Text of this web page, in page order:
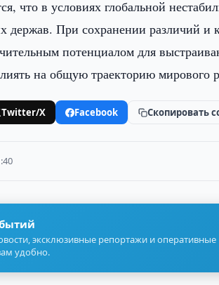
что в условиях глобальной
держав. При сохранении различий
потенциалом для
на общую траекторию мирового
Twitter/X Facebook Скопировать
эксклюзивные репортажи и оперативные
удобно.